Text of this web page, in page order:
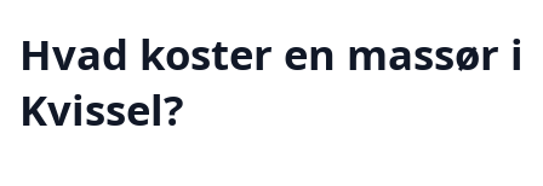
Hvad koster en massør i
Kvissel?